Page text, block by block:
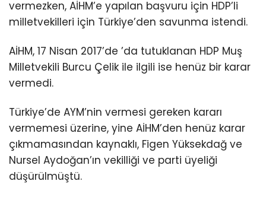
vermezken, AİHM’e yapılan başvuru için HDP’li
milletvekilleri için Türkiye’den savunma istendi.
AİHM, 17 Nisan 2017’de ’da tutuklanan HDP Muş
Milletvekili Burcu Çelik ile ilgili ise henüz bir karar
vermedi.
Türkiye’de AYM’nin vermesi gereken kararı
vermemesi üzerine, yine AİHM’den henüz karar
çıkmamasından kaynaklı, Figen Yüksekdağ ve
Nursel Aydoğan’ın vekilliği ve parti üyeliği
düşürülmüştü.